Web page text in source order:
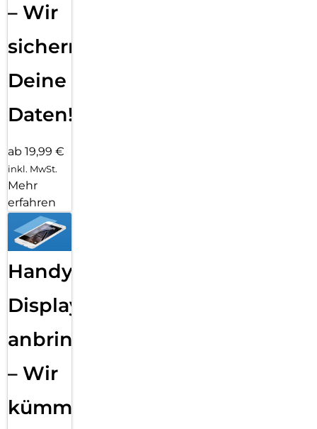
– Wir
sichern
Deine
Daten!
ab 19,99 €
inkl. MwSt.
Mehr
erfahren
Handy
Displayfolie
anbringen
– Wir
kümmern